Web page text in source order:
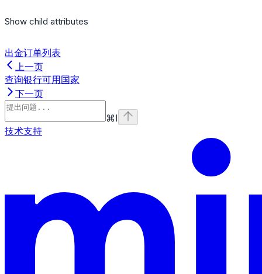
Show child attributes
出金订单列表
上一页
查询银行可用国家
下一页
⌘I
技术支持